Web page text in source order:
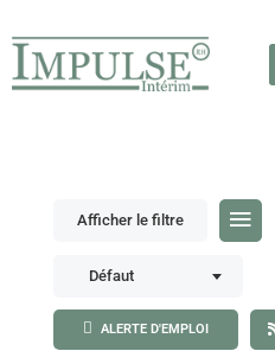
Afficher le filtre
Défaut
ALERTE D'EMPLOI